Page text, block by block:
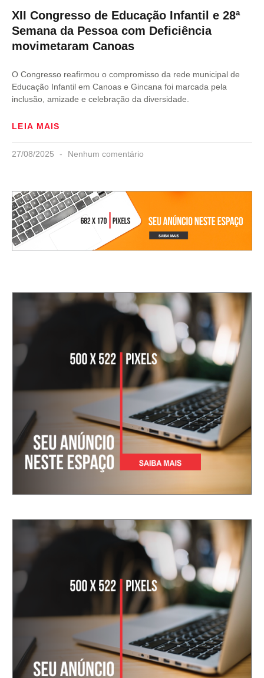
XII Congresso de Educação Infantil e 28ª
Semana da Pessoa com Deficiência
movimetaram Canoas
O Congresso reafirmou o compromisso da rede municipal de
Educação Infantil em Canoas e Gincana foi marcada pela
inclusão, amizade e celebração da diversidade.
LEIA MAIS
27/08/2025 Nenhum comentário